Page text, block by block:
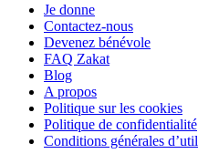
Je donne
Contactez-nous
Devenez bénévole
FAQ Zakat
Blog
A propos
Politique sur les cookies
Politique de confidentialité
Conditions générales